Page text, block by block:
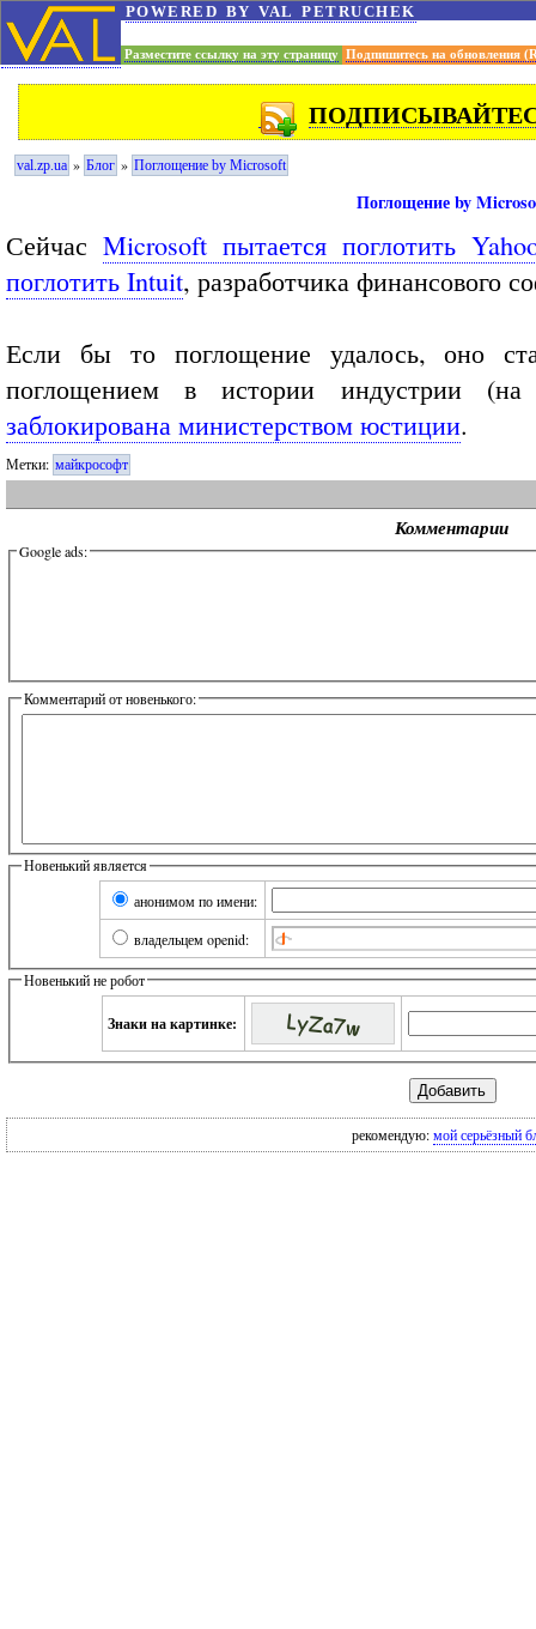
powered by val petruchek
Разместите ссылку на эту страницу Подпишитесь на обновления
val.zp.ua » Блог » Поглощение by Microsoft
Поглощение by
Сейчас Microsoft пытается поглотить
поглотить Intuit, разработчика финансового
Если бы то поглощение удалось, оно
поглощением в истории индустрии
заблокирована министерством юстиции.
Метки: майкрософт
Комментарии
Google ads:
Комментарий от новенького:
Новенький является
анонимом по имени:
владельцем openid:
Новенький не робот
Знаки на картинке:
рекомендую: мой серьёзный